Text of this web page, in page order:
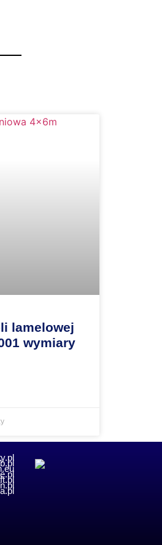
lamelowej
wymiary